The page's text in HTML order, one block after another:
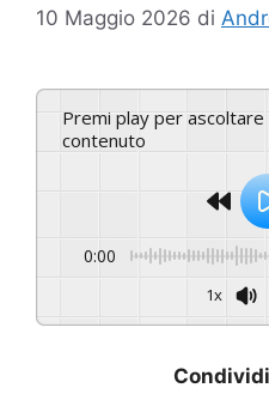
10 Maggio 2026 di
Premi play per ascoltare questo
contenuto
0:00
1x